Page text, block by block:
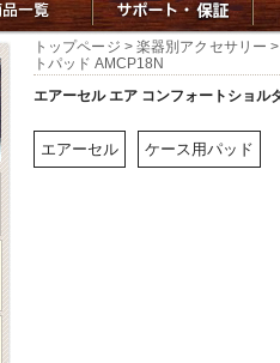
トップページ > 楽器別アクセサリー
トパッド AMCP18N
エアーセル エア コンフォートショル
エアーセル ケース用パッド